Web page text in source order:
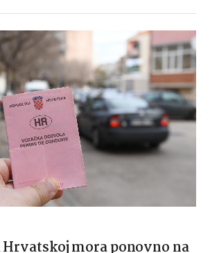
Hrvatskoj mora ponovno na